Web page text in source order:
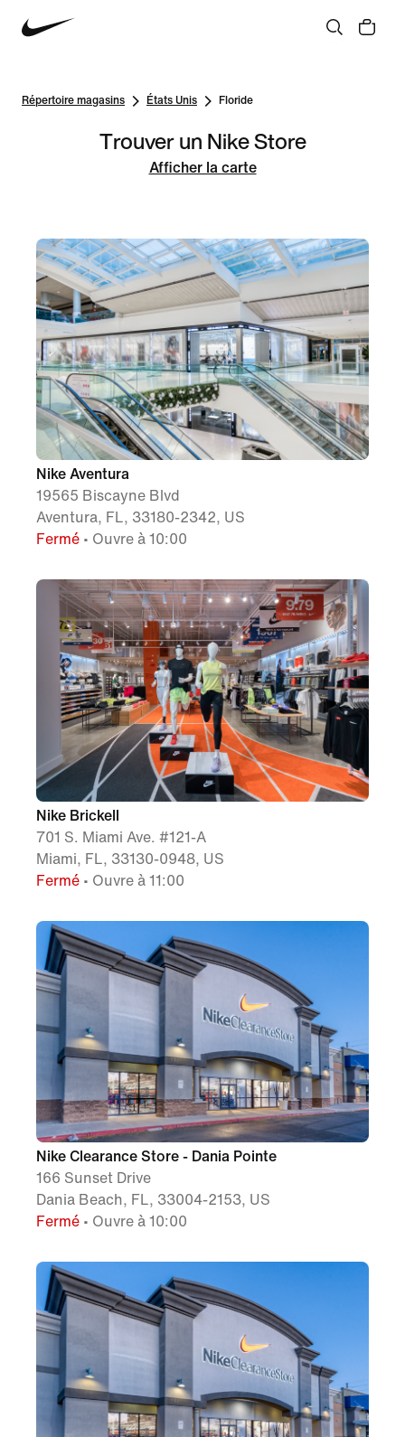
Répertoire magasins États Unis Floride
Trouver un Nike Store
Afficher la carte
Nike Aventura
19565 Biscayne Blvd
Aventura, FL, 33180-2342, US
Fermé • Ouvre à 10:00
Nike Brickell
701 S. Miami Ave. #121-A
Miami, FL, 33130-0948, US
Fermé • Ouvre à 11:00
Nike Clearance Store - Dania Pointe
166 Sunset Drive
Dania Beach, FL, 33004-2153, US
Fermé • Ouvre à 10:00